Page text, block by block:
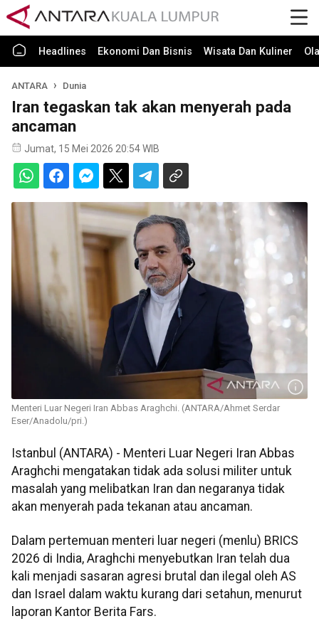
Headlines Ekonomi Dan Bisnis Wisata Dan Kuliner
ANTARA Dunia
Iran tegaskan tak akan menyerah pada
ancaman
Jumat, 15 Mei 2026 20:54 WIB
Menteri Luar Negeri Iran Abbas Araghchi. (ANTARA/Ahmet Serdar
Eser/Anadolu/pri.)
Istanbul (ANTARA) - Menteri Luar Negeri Iran Abbas
Araghchi mengatakan tidak ada solusi militer untuk
masalah yang melibatkan Iran dan negaranya tidak
akan menyerah pada tekanan atau ancaman.
Dalam pertemuan menteri luar negeri (menlu) BRICS
2026 di India, Araghchi menyebutkan Iran telah dua
kali menjadi sasaran agresi brutal dan ilegal oleh AS
dan Israel dalam waktu kurang dari setahun, menurut
laporan Kantor Berita Fars.